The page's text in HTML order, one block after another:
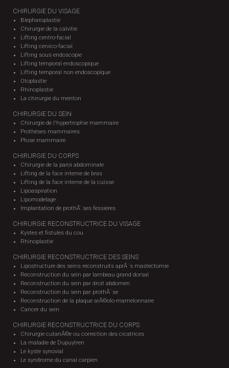
CHIRURGIE DU VISAGE
Blepharoplastie
Chirurgie de la calvitie
Lifting centro-facial
Lifting cervico-facial
Lifting sous endoscopie
Lifting temporal endoscopique
Lifting temporal non endoscopique
Otoplastie
Rhinoplastie
La chirurgie du menton
CHIRURGIE DU SEIN
Chirurgie de l'hypertrophie mammaire
Prothèses mammaires
Ptose mammaire
CHIRURGIE DU CORPS
Chirurgie de la paroi abdominale
Lifting de la face interne de bras
Lifting de la face interne de la cuisse
Lipoaspiration
Lipomodelage
Implantation de prothÃ¨ses fessieres
CHIRURGIE RECONSTRUCTRICE DU VISAGE
Kystes et fistules du cou
Rhinoplastie
CHIRURGIE RECONSTRUCTRICE DES SEINS
Lipostructure des seins reconstruits aprÃ¨s mastectomie
Reconstruction du sein par lambeau grand dorsal
Reconstruction du sein par droit abdomen
Reconstruction du sein par prothÃ¨se
Reconstruction de la plaque arÃ©olo-mamelonnaire
Cancer du sein
CHIRURGIE RECONSTRUCTRICE DU CORPS
Chirurgie cutanÃ©e ou correction des cicatrices
La maladie de Dupuytren
Le kyste synovial
Le syndrome du canal carpien